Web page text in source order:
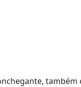
também